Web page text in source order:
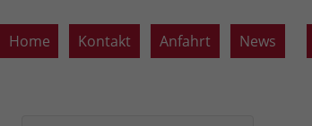
Home Kontakt Anfahrt News